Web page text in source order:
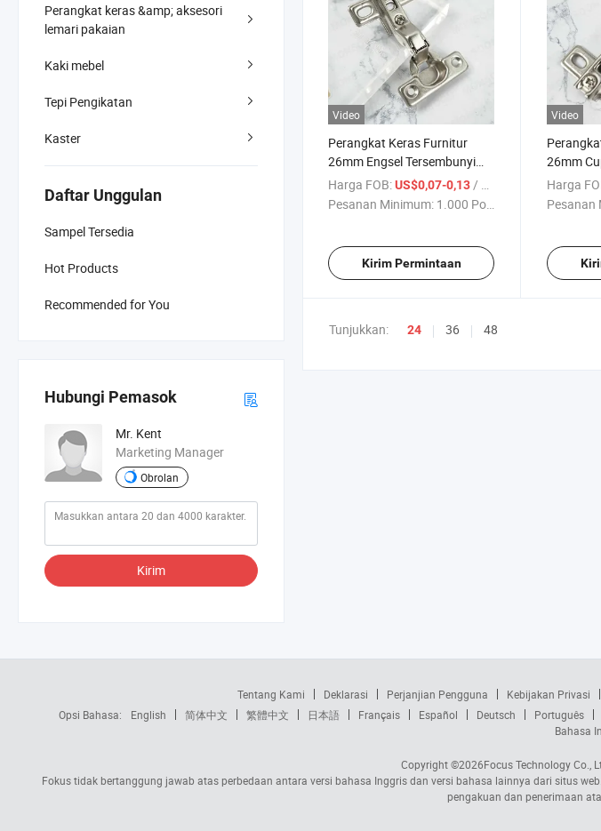
Perangkat keras &amp; aksesori
lemari pakaian
Kaki mebel
Tepi Pengikatan
Kaster
Daftar Unggulan
Sampel Tersedia
Hot Products
Recommended for You
Hubungi Pemasok
Mr. Kent
Marketing Manager
Obrolan
Kirim
Video
Perangkat Keras Furnitur
26mm Engsel Tersembunyi
Dua Arah untuk Pintu Kabinet
Dapur Besi Bisagras Cocina
Harga FOB:US$0,07-0,13/ Bagian
Pesanan Minimum: 1.000 Potong
Kirim Permintaan
Video
26mm
pada
Dapur
Harga
Pesanan
Tunjukkan: 24 36 48
Tentang Kami Deklarasi Perjanjian Pengguna Kebijakan Privasi
Opsi Bahasa:
English 简体中文 繁體中文 日本語 Français Español Deutsch Português
Bahasa
Copyright ©2026Focus Technology Co.,
Fokus tidak bertanggung jawab atas perbedaan antara versi bahasa Inggris dan versi bahasa lainnya dari situs
pengakuan dan penerimaan